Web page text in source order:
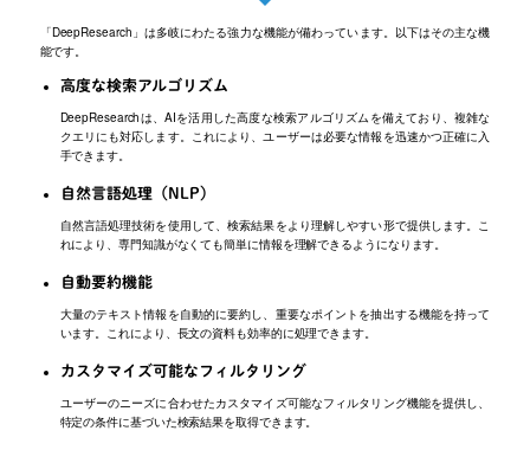
「DeepResearch」は多岐にわたる強力な機能が備わっています。以下はその主な機
能です。
高度な検索アルゴリズム
DeepResearchは、AIを活用した高度な検索アルゴリズムを備えており、複雑な
クエリにも対応します。これにより、ユーザーは必要な情報を迅速かつ正確に入
手できます。
自然言語処理（NLP）
自然言語処理技術を使用して、検索結果をより理解しやすい形で提供します。こ
れにより、専門知識がなくても簡単に情報を理解できるようになります。
自動要約機能
大量のテキスト情報を自動的に要約し、重要なポイントを抽出する機能を持って
います。これにより、長文の資料も効率的に処理できます。
カスタマイズ可能なフィルタリング
ユーザーのニーズに合わせたカスタマイズ可能なフィルタリング機能を提供し、
特定の条件に基づいた検索結果を取得できます。